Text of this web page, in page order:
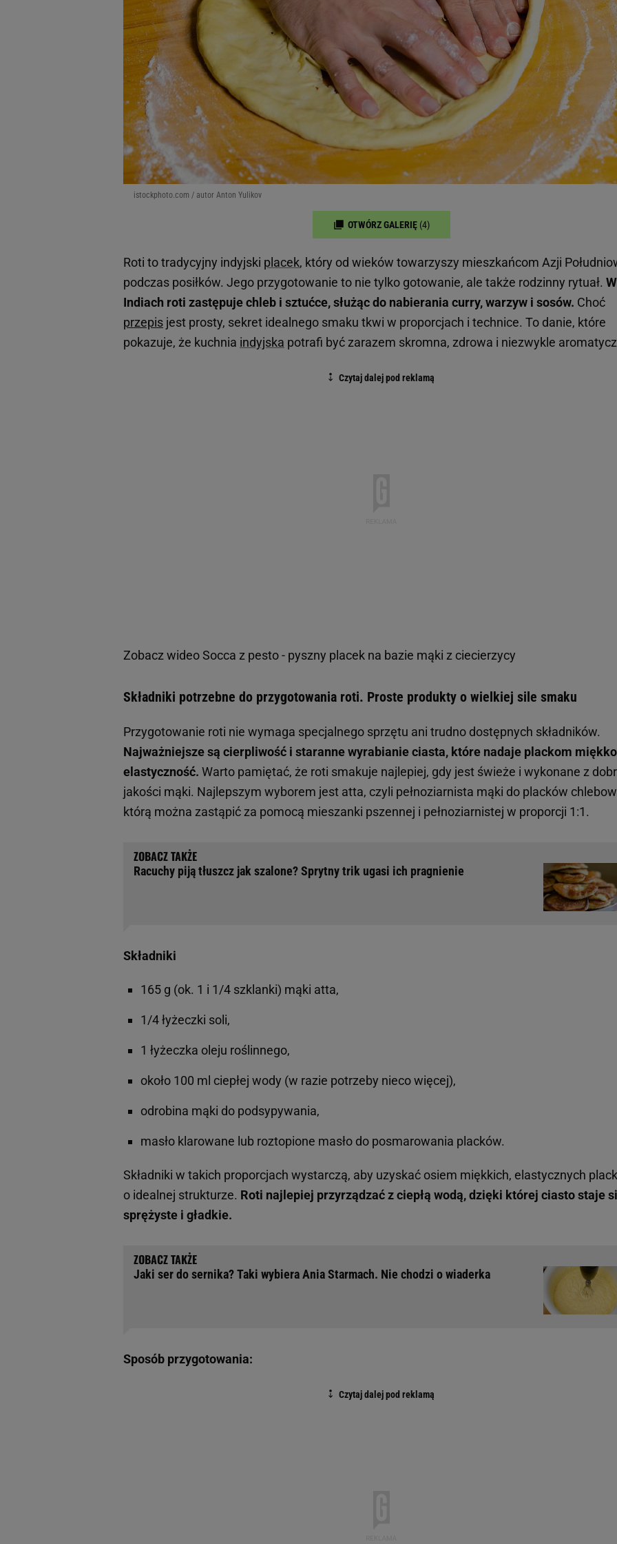
istockphoto.com / autor Anton Yulikov
OTWÓRZ GALERIĘ (4)
Roti to tradycyjny indyjski placek, który od wieków towarzyszy mieszkańcom Azji
podczas posiłków. Jego przygotowanie to nie tylko gotowanie, ale także rodzinny rytuał. W
Indiach roti zastępuje chleb i sztućce, służąc do nabierania curry, warzyw i sosów. Choć
przepis jest prosty, sekret idealnego smaku tkwi w proporcjach i technice. To danie, które
pokazuje, że kuchnia indyjska potrafi być zarazem skromna, zdrowa i niezwykle
Zobacz wideoSocca z pesto - pyszny placek na bazie mąki z ciecierzycy
Składniki potrzebne do przygotowania roti. Proste produkty o wielkiej sile smaku
Przygotowanie roti nie wymaga specjalnego sprzętu ani trudno dostępnych składników.
Najważniejsze są cierpliwość i staranne wyrabianie ciasta, które nadaje plackom
elastyczność. Warto pamiętać, że roti smakuje najlepiej, gdy jest świeże i wykonane z
jakości mąki. Najlepszym wyborem jest atta, czyli pełnoziarnista mąki do placków
którą można zastąpić za pomocą mieszanki pszennej i pełnoziarnistej w proporcji 1:1.
Racuchy piją tłuszcz jak szalone? Sprytny trik ugasi ich pragnienie
Składniki
165 g (ok. 1 i 1/4 szklanki) mąki atta,
1/4 łyżeczki soli,
1 łyżeczka oleju roślinnego,
około 100 ml ciepłej wody (w razie potrzeby nieco więcej),
odrobina mąki do podsypywania,
masło klarowane lub roztopione masło do posmarowania placków.
Składniki w takich proporcjach wystarczą, aby uzyskać osiem miękkich, elastycznych
o idealnej strukturze. Roti najlepiej przyrządzać z ciepłą wodą, dzięki której ciasto staje
sprężyste i gładkie.
Jaki ser do sernika? Taki wybiera Ania Starmach. Nie chodzi o wiaderka
Sposób przygotowania: